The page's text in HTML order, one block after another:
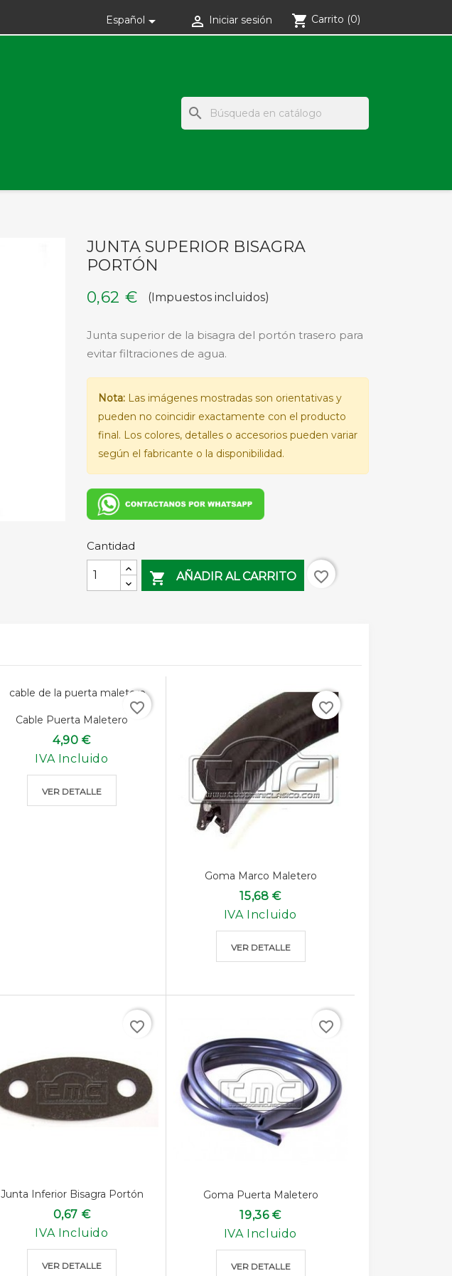
Español  Iniciar sesión shopping_cart Carrito (0)
search
JUNTA SUPERIOR BISAGRA
PORTÓN
0,62 €
(Impuestos incluidos)
Junta superior de la bisagra del portón trasero para
evitar filtraciones de agua.
Nota:Las imágenes mostradas son orientativas y
pueden no coincidir exactamente con el producto
final. Los colores, detalles o accesorios pueden variar
según el fabricante o la disponibilidad.
Cantidad
 AÑADIR AL CARRITO favorite_border
Cable Puerta Maletero
4,90 €
IVA Incluido
VER DETALLE
favorite_border
Goma Marco Maletero
15,68 €
IVA Incluido
VER DETALLE
favorite_border
Junta Inferior Bisagra Portón
0,67 €
IVA Incluido
VER DETALLE
favorite_border
Goma Puerta Maletero
19,36 €
IVA Incluido
VER DETALLE
favorite_border